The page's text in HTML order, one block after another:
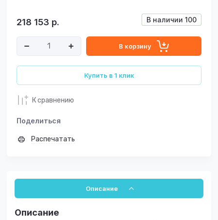
В наличии 100
218 153 р.
В корзину
Купить в 1 клик
К сравнению
Поделиться
Распечатать
Описание
Описание